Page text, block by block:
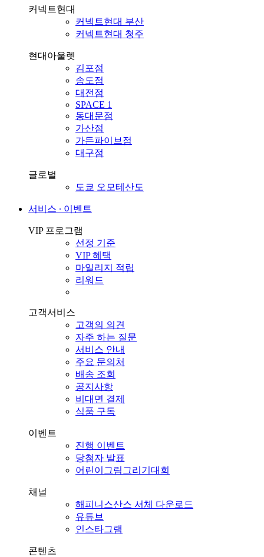
커넥트현대
커넥트현대 부산
커넥트현대 청주
현대아울렛
김포점
송도점
대전점
SPACE 1
동대문점
가산점
가든파이브점
대구점
글로벌
도쿄 오모테산도
서비스 ∙ 이벤트
VIP 프로그램
선정 기준
VIP 혜택
마일리지 적립
리워드
고객서비스
고객의 의견
자주 하는 질문
서비스 안내
주요 문의처
배송 조회
공지사항
비대면 결제
식품 구독
이벤트
진행 이벤트
당첨자 발표
어린이그림그리기대회
채널
해피니스산스 서체 다운로드
유튜브
인스타그램
콘텐츠